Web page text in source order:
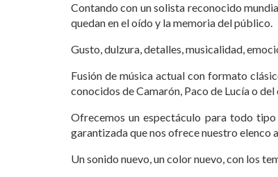
Contando con un solista reconocido
quedan en el oído y la memoria del público.
Gusto, dulzura, detalles, musicalidad,
Fusión de música actual con formato
conocidos de Camarón, Paco de Lucía o
Ofrecemos un espectáculo para todo
garantizada que nos ofrece nuestro elenco
Un sonido nuevo, un color nuevo, con los